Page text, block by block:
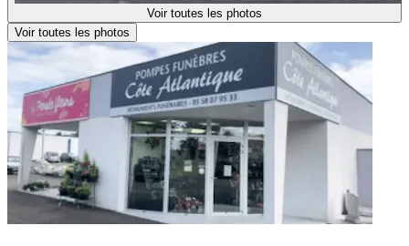
Voir toutes les photos
Voir toutes les photos